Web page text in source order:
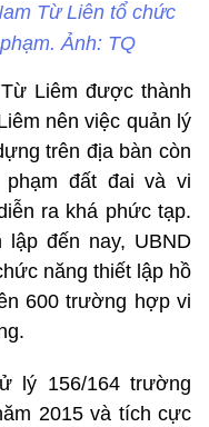
Từ Liên tổ chức
Ảnh: TQ
Liêm được thành
nên việc quản lý
trên địa bàn còn
đất đai và vi
ra khá phức tạp.
đến nay, UBND
năng thiết lập hồ
600 trường hợp vi
lý 156/164 trường
2015 và tích cực